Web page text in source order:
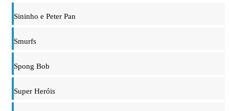
Sininho e Peter Pan
Smurfs
Spong Bob
Super Heróis